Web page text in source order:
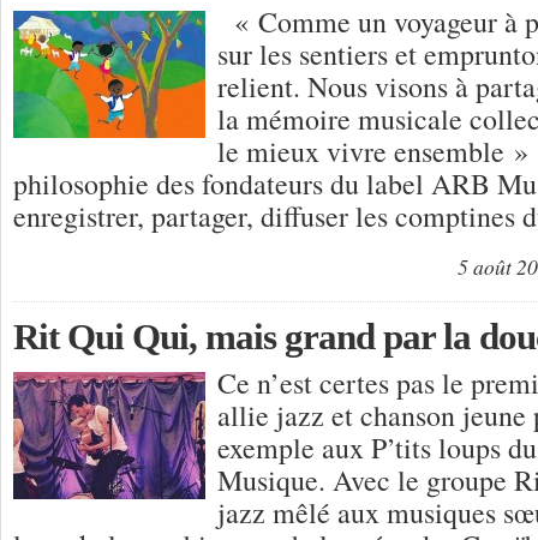
« Comme un voyageur à
sur les sentiers et
relient. Nous visons à
la mémoire musicale
le mieux vivre ensemble »
philosophie des fondateurs du label ARB
enregistrer, partager, diffuser les
5 août
Rit Qui Qui, mais grand par la
Ce n’est certes pas le
allie jazz et chanson
exemple aux P’tits loups
Musique. Avec le groupe
jazz mêlé aux musiques